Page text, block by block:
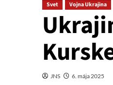
Svet Vojna Ukrajina
JNS 6. mája 2025